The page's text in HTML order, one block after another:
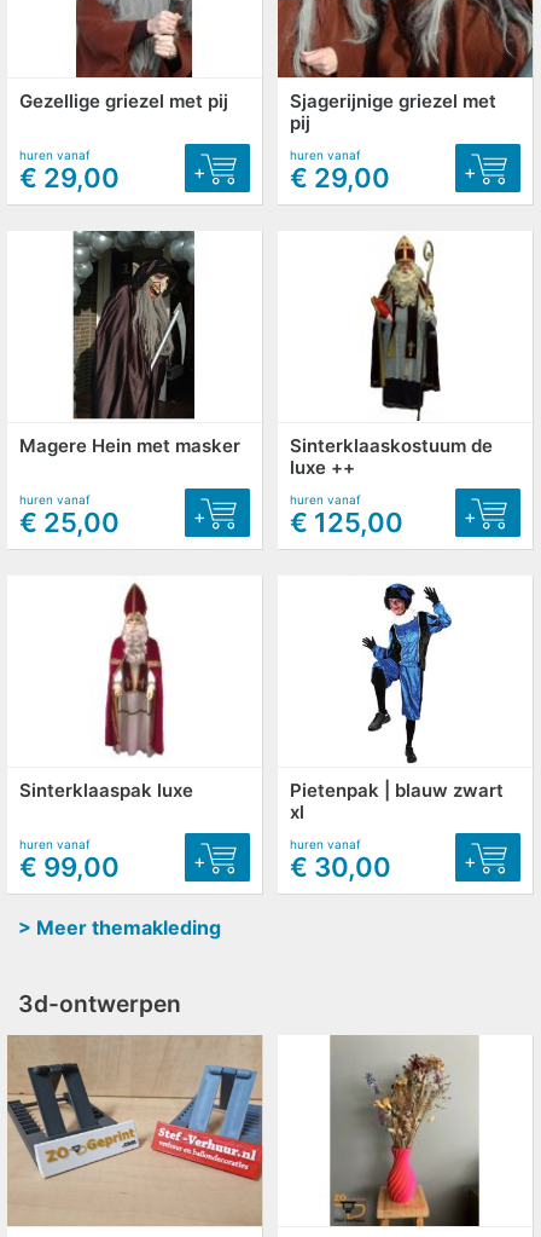
Gezellige griezel met pij
huren vanaf
€ 29,00 +
Sjagerijnige griezel met
pij
huren vanaf
€ 29,00 +
Magere Hein met masker
huren vanaf
€ 25,00 +
Sinterklaaskostuum de
luxe ++
huren vanaf
€ 125,00 +
Sinterklaaspak luxe
huren vanaf
€ 99,00 +
Pietenpak | blauw zwart
xl
huren vanaf
€ 30,00 +
> Meer themakleding
3d-ontwerpen